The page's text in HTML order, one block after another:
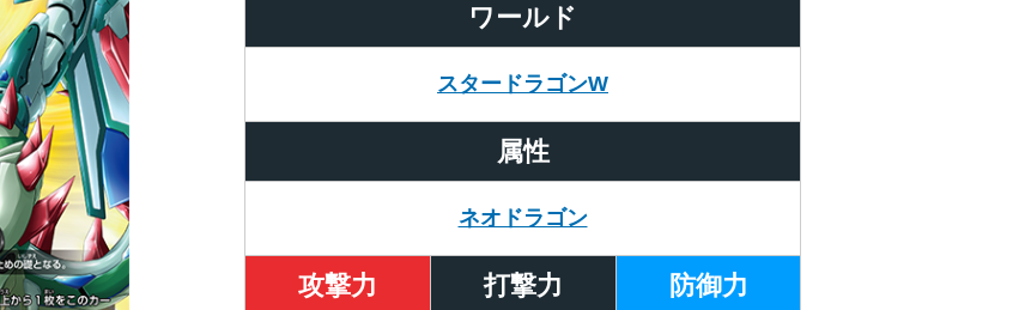
ワールド
スタードラゴンW
属性
ネオドラゴン
攻撃力 打撃力 防御力